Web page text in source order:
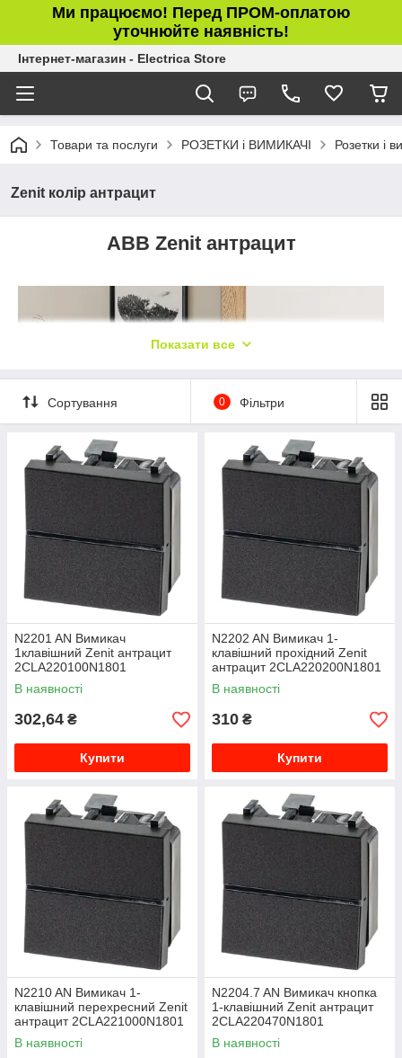
Ми працюємо! Перед ПРОМ-оплатою
уточнюйте наявність!
Інтернет-магазин - Electrica Store
Товари та послуги РОЗЕТКИ і ВИМИКАЧІ Розетки і
Zenit колір антрацит
ABB Zenit антрацит
Показати все
Сортування 0 Фільтри
N2201 AN Вимикач
1клавішний Zenit антрацит
2CLA220100N1801
В наявності
302,64 ₴
Купити
N2202 AN Вимикач 1-
клавішний прохідний Zenit
антрацит 2CLA220200N1801
В наявності
310 ₴
Купити
N2210 AN Вимикач 1-
клавішний перехресний Zenit
антрацит 2CLA221000N1801
В наявності
N2204.7 AN Вимикач кнопка
1-клавішний Zenit антрацит
2CLA220470N1801
В наявності